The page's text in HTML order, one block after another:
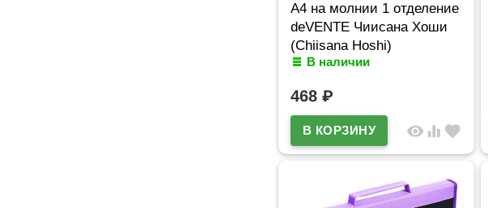
А4 на молнии 1 отделение
deVENTE Чиисана Хоши
(Chiisana Hoshi)
арт.8057559
В наличии
468 ₽
visibility equalizer favorite